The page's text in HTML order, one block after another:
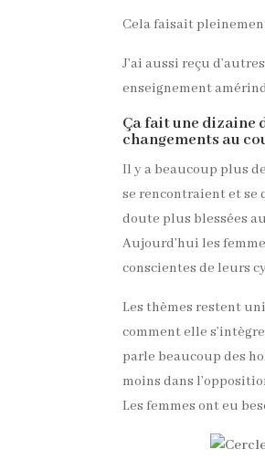
Cela faisait
J’ai aussi reçu
enseignement
Ça fait une dizaine
changements au
Il y a beaucoup plus
se rencontraient et
doute plus blessées
Aujourd’hui les
conscientes de leurs
Les thèmes restent
comment elle
parle beaucoup des
moins dans
Les femmes ont eu